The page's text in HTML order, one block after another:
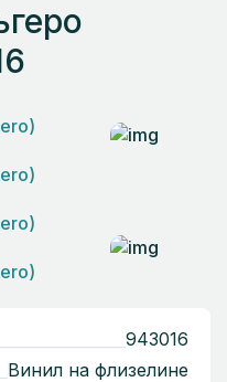
943016
Винил на флизелине